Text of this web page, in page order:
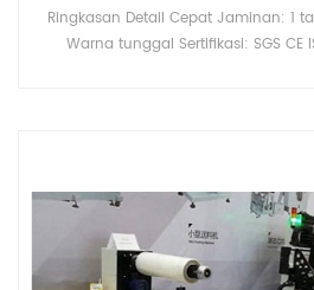
Ringkasan Detail Cepat Jaminan: 1
Warna tunggal Sertifikasi: SGS CE
6000T/jam Nama merk: LINGTI
online, Dukungan teknis video,
Lebar maksimum kertas: 520mm
Packing: kemasan layak laut yang